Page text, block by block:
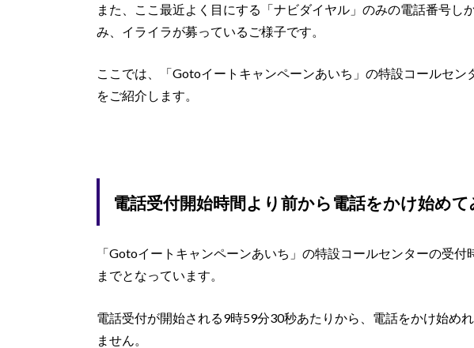
また、ここ最近よく目にする「ナビダイヤル」のみの電話番号し
み、イライラが募っているご様子です。
ここでは、「Gotoイートキャンペーンあいち」の特設コールセ
をご紹介します。
電話受付開始時間より前から電話をかけ始めて
「Gotoイートキャンペーンあいち」の特設コールセンターの受
までとなっています。
電話受付が開始される9時59分30秒あたりから、電話をかけ始め
ません。